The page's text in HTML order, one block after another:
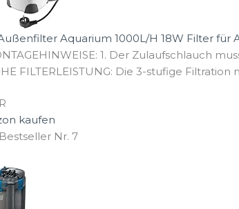
Aquarium 1000L/H 18W Filter für
1. Der Zulaufschlauch
FILTERLEISTUNG: Die 3-stufige
kaufen
Bestseller Nr. 7